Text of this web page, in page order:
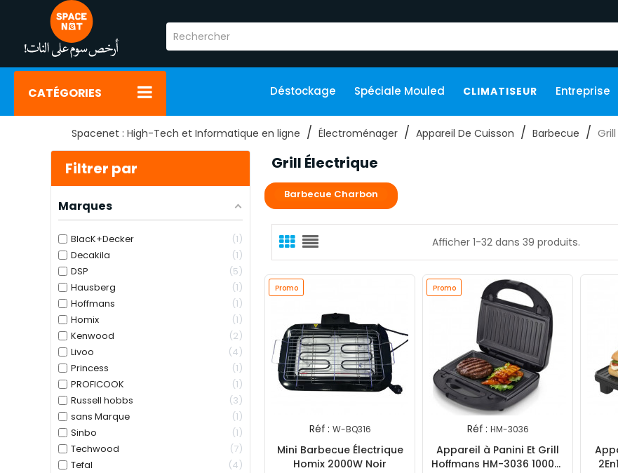
CATÉGORIES Déstockage Spéciale Mouled CLIMATISEUR Entreprise
Spacenet : High-Tech et Informatique en ligne Électroménager Appareil De Cuisson Barbecue
Filtrer par
Marques
BlacK+Decker
1
Decakila
1
DSP
5
Hausberg
1
Hoffmans
1
Homix
1
Kenwood
2
Livoo
4
Princess
1
PROFICOOK
1
Russell hobbs
3
sans Marque
1
Sinbo
1
Techwood
7
Tefal
4
Grill Électrique
Barbecue Charbon
Afficher 1-32 dans 39 produits.
Promo
Réf : W-BQ316
Mini Barbecue Électrique
Homix 2000W Noir
Promo
Réf : HM-3036
Appareil à Panini Et Grill
Hoffmans HM-3036 1000W